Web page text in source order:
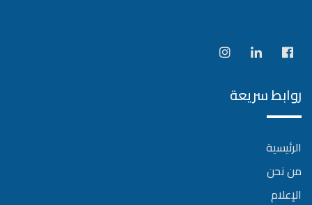
روابط سريعة
الرئيسية
من نحن
الإعلام